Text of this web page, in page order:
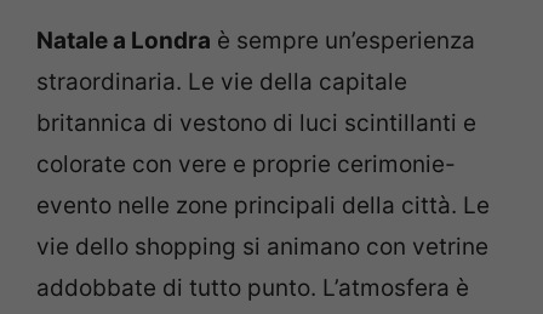
Natale a Londra è sempre un’esperienza
straordinaria. Le vie della capitale
britannica di vestono di luci scintillanti e
colorate con vere e proprie cerimonie-
evento nelle zone principali della città. Le
vie dello shopping si animano con vetrine
addobbate di tutto punto. L’atmosfera è